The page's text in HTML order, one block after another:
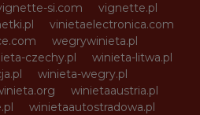
si.com
vignette.pl
vinietaelectronica.com
wegrywinieta.pl
czechy.pl
winieta-litwa.pl
winieta-wegry.pl
winietaaustria.pl
winietaautostradowa.pl